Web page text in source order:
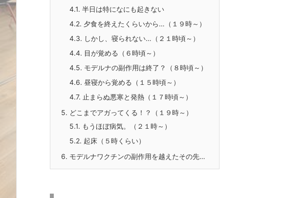
4.1. 半日は特になにも起きない
4.2. 夕食を終えたくらいから…（１９時～）
4.3. しかし、寝られない…（２１時頃～）
4.4. 目が覚める（６時頃～）
4.5. モデルナの副作用は終了？（８時頃～）
4.6. 昼寝から覚める（１５時頃～）
4.7. 止まらぬ悪寒と発熱（１７時頃～）
5. どこまでアガってくる！？（１９時～）
5.1. もうほぼ病気。（２１時～）
5.2. 起床（５時くらい）
6. モデルナワクチンの副作用を越えたその先…